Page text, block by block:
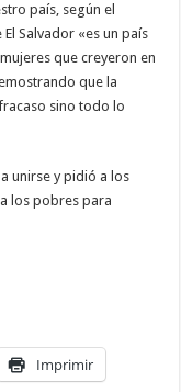
país, según el
Salvador «es un país
que creyeron en
que la
sino todo lo
unirse y pidió a los
los pobres para
Imprimir